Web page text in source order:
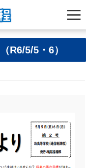
R6/5/5・6）